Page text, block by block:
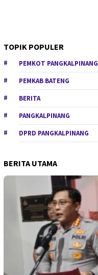
TOPIK POPULER
PEMKOT PANGKALPINANG
PEMKAB BATENG
BERITA
PANGKALPINANG
DPRD PANGKALPINANG
BERITA UTAMA